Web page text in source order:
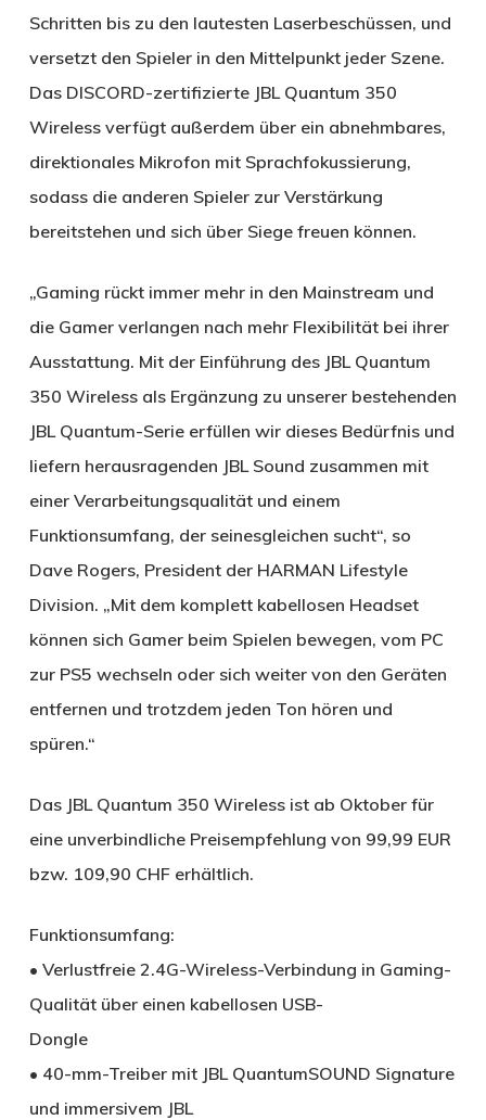
Schritten bis zu den lautesten Laserbeschüssen, und
versetzt den Spieler in den Mittelpunkt jeder Szene.
Das DISCORD-zertifizierte JBL Quantum 350
Wireless verfügt außerdem über ein abnehmbares,
direktionales Mikrofon mit Sprachfokussierung,
sodass die anderen Spieler zur Verstärkung
bereitstehen und sich über Siege freuen können.
„Gaming rückt immer mehr in den Mainstream und
die Gamer verlangen nach mehr Flexibilität bei ihrer
Ausstattung. Mit der Einführung des JBL Quantum
350 Wireless als Ergänzung zu unserer bestehenden
JBL Quantum-Serie erfüllen wir dieses Bedürfnis und
liefern herausragenden JBL Sound zusammen mit
einer Verarbeitungsqualität und einem
Funktionsumfang, der seinesgleichen sucht“, so
Dave Rogers, President der HARMAN Lifestyle
Division. „Mit dem komplett kabellosen Headset
können sich Gamer beim Spielen bewegen, vom PC
zur PS5 wechseln oder sich weiter von den Geräten
entfernen und trotzdem jeden Ton hören und
spüren.“
Das JBL Quantum 350 Wireless ist ab Oktober für
eine unverbindliche Preisempfehlung von 99,99 EUR
bzw. 109,90 CHF erhältlich.
Funktionsumfang:
• Verlustfreie 2.4G-Wireless-Verbindung in Gaming-
Qualität über einen kabellosen USB-
Dongle
• 40-mm-Treiber mit JBL QuantumSOUND Signature
und immersivem JBL